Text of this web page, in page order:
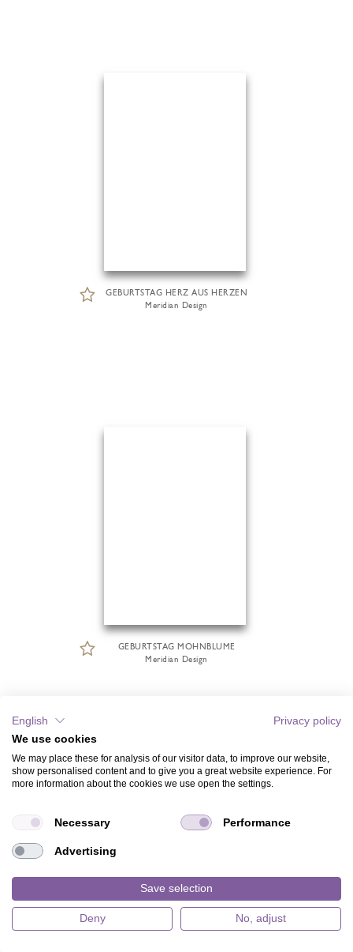
GEBURTSTAG HERZ AUS HERZEN
Meridian Design
GEBURTSTAG MOHNBLUME
Meridian Design
English
Privacy policy
We use cookies
We may place these for analysis of our visitor data, to improve our website,
show personalised content and to give you a great website experience. For
more information about the cookies we use open the settings.
Necessary Performance
Advertising
Save selection
Deny No, adjust